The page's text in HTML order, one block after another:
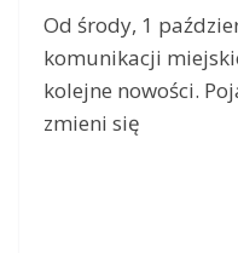
Od środy, 1
komunikacji
kolejne nowości.
zmieni się